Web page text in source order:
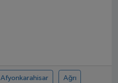
Afyonkarahisar Ağrı